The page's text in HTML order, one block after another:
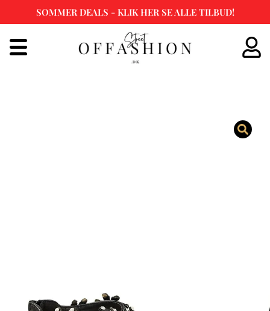
til
SOMMER DEALS - KLIK HER SE ALLE TILBUD!